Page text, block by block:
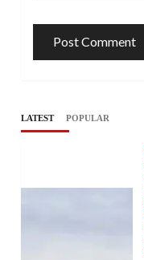
LATEST POPULAR